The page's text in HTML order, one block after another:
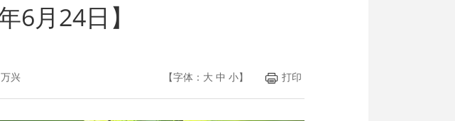
6月24日】
兴 【字体： 大 中 小】 打印